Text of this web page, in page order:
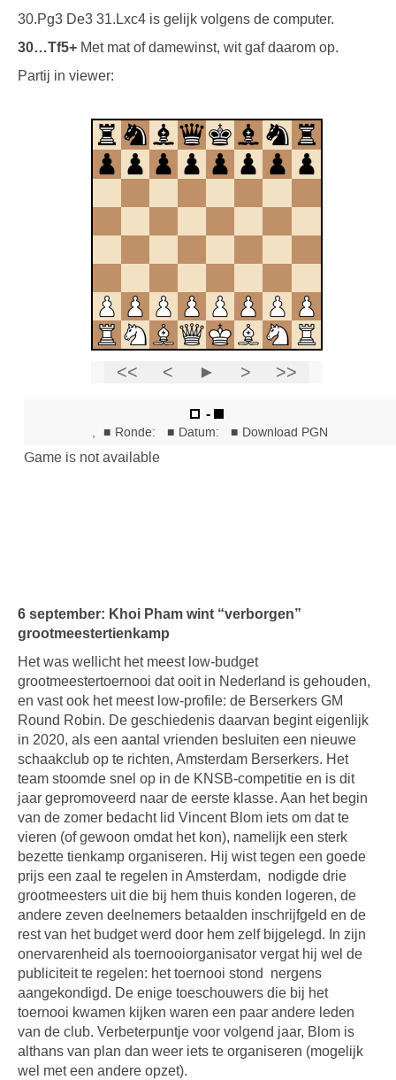
30.Pg3 De3 31.Lxc4 is gelijk volgens de computer.
30…Tf5+ Met mat of damewinst, wit gaf daarom op.
Partij in viewer:
6 september: Khoi Pham wint “verborgen”
grootmeestertienkamp
Het was wellicht het meest low-budget
grootmeestertoernooi dat ooit in Nederland is gehouden,
en vast ook het meest low-profile: de Berserkers GM
Round Robin. De geschiedenis daarvan begint eigenlijk
in 2020, als een aantal vrienden besluiten een nieuwe
schaakclub op te richten, Amsterdam Berserkers. Het
team stoomde snel op in de KNSB-competitie en is dit
jaar gepromoveerd naar de eerste klasse. Aan het begin
van de zomer bedacht lid Vincent Blom iets om dat te
vieren (of gewoon omdat het kon), namelijk een sterk
bezette tienkamp organiseren. Hij wist tegen een goede
prijs een zaal te regelen in Amsterdam, nodigde drie
grootmeesters uit die bij hem thuis konden logeren, de
andere zeven deelnemers betaalden inschrijfgeld en de
rest van het budget werd door hem zelf bijgelegd. In zijn
onervarenheid als toernooiorganisator vergat hij wel de
publiciteit te regelen: het toernooi stond
nergens
aangekondigd. De enige toeschouwers die bij het
toernooi kwamen kijken waren een paar andere leden
van de club. Verbeterpuntje voor volgend jaar, Blom is
althans van plan dan weer iets te organiseren (mogelijk
wel met een andere opzet).